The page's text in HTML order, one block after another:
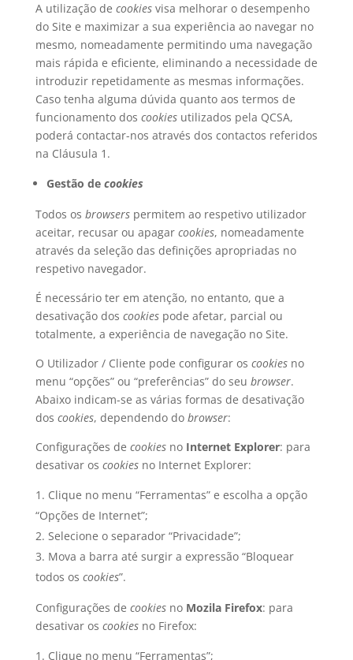
A utilização de cookiesvisa melhorar o desempenho
do Site e maximizar a sua experiência ao navegar no
mesmo, nomeadamente permitindo uma navegação
mais rápida e eficiente, eliminando a necessidade de
introduzir repetidamente as mesmas informações.
Caso tenha alguma dúvida quanto aos termos de
funcionamento dos cookiesutilizados pela QCSA,
poderá contactar-nos através dos contactos referidos
na Cláusula 1.
Gestão de cookies
Todos os browserspermitem ao respetivo utilizador
aceitar, recusar ou apagar cookies, nomeadamente
através da seleção das definições apropriadas no
respetivo navegador.
É necessário ter em atenção, no entanto, que a
desativação dos cookiespode afetar, parcial ou
totalmente, a experiência de navegação no Site.
O Utilizador / Cliente pode configurar os cookiesno
menu “opções” ou “preferências” do seu browser.
Abaixo indicam-se as várias formas de desativação
dos cookies, dependendo do browser:
Configurações de cookiesno Internet Explorer: para
desativar os cookiesno Internet Explorer:
Clique no menu “Ferramentas” e escolha a opção
“Opções de Internet”;
Selecione o separador “Privacidade”;
Mova a barra até surgir a expressão “Bloquear
todos os cookies”.
Configurações de cookiesno Mozila Firefox: para
desativar os cookiesno Firefox:
Clique no menu “Ferramentas”;